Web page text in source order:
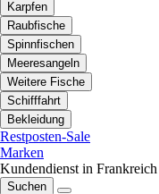
Karpfen
Raubfische
Spinnfischen
Meeresangeln
Weitere Fische
Schifffahrt
Bekleidung
Restposten-Sale
Marken
Kundendienst in Frankreich
Suchen